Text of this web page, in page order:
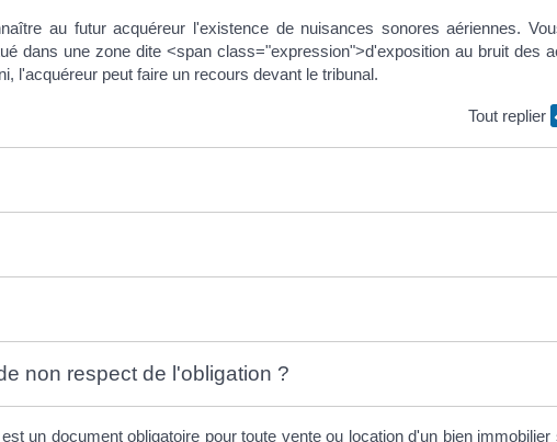
au futur acquéreur l'existence de nuisances sonores aériennes.
dans une zone dite <span class="expression">d'exposition au bruit des
l'acquéreur peut faire un recours devant le tribunal.
Tout replier
non respect de l'obligation ?
un document obligatoire pour toute vente ou location d'un bien